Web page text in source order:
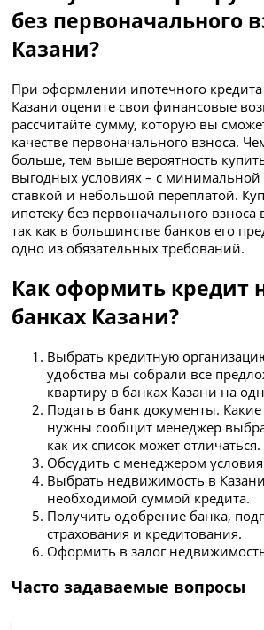
без первоначального
Казани?
При оформлении ипотечного кредита
Казани оцените свои финансовые
рассчитайте сумму, которую вы
качестве первоначального взноса.
больше, тем выше вероятность
выгодных условиях – с минимальной
ставкой и небольшой переплатой.
ипотеку без первоначального взноса
так как в большинстве банков его
одно из обязательных требований.
Как оформить кредит
банках Казани?
Выбрать кредитную
удобства мы собрали все
квартиру в банках Казани на
Подать в банк документы.
нужны сообщит менеджер
как их список может отличаться.
Обсудить с менеджером
Выбрать недвижимость в
необходимой суммой кредита.
Получить одобрение банка,
страхования и кредитования.
Оформить в залог
Часто задаваемые вопросы